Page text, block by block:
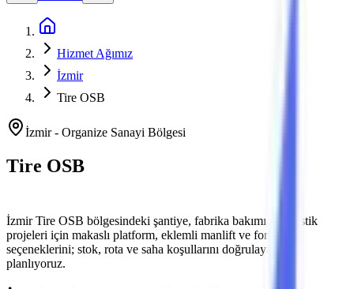
Hizmet Ağımız
İzmir
Tire OSB
İzmir- Organize Sanayi Bölgesi
Tire OSB
İzmir Tire OSB bölgesindeki şantiye, fabrika bakımı ve lojistik
projeleri için makaslı platform, eklemli manlift ve forklift
seçeneklerini; stok, rota ve saha koşullarını doğrulayarak
planlıyoruz.